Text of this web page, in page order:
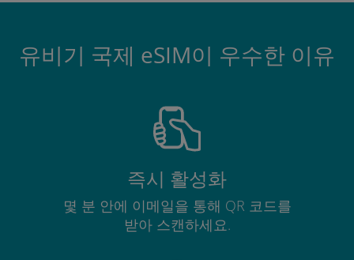
유비기 국제 eSIM이 우수한 이유
즉시 활성화
몇 분 안에 이메일을 통해 QR 코드를
받아 스캔하세요.